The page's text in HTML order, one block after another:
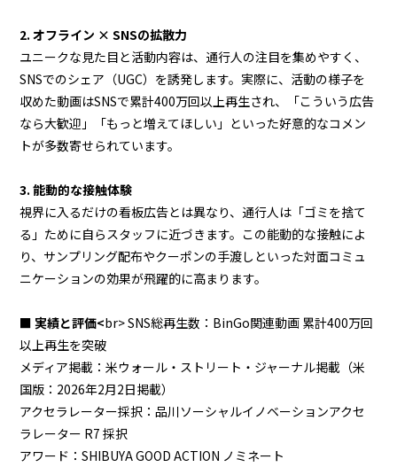
2. オフライン × SNSの拡散力
ユニークな見た目と活動内容は、通行人の注目を集めやすく、
SNSでのシェア（UGC）を誘発します。実際に、活動の様子を
収めた動画はSNSで累計400万回以上再生され、「こういう広告
なら大歓迎」「もっと増えてほしい」といった好意的なコメン
トが多数寄せられています。
3. 能動的な接触体験
視界に入るだけの看板広告とは異なり、通行人は「ゴミを捨て
る」ために自らスタッフに近づきます。この能動的な接触によ
り、サンプリング配布やクーポンの手渡しといった対面コミュ
ニケーションの効果が飛躍的に高まります。
■ 実績と評価<br> SNS総再生数：BinGo関連動画 累計400万回
以上再生を突破
メディア掲載：米ウォール・ストリート・ジャーナル掲載（米
国版：2026年2月2日掲載）
アクセラレーター採択：品川ソーシャルイノベーションアクセ
ラレーター R7 採択
アワード：SHIBUYA GOOD ACTION ノミネート